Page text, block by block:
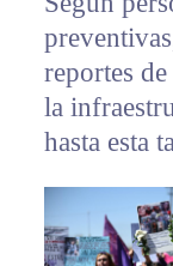
reportes
la
hasta esta